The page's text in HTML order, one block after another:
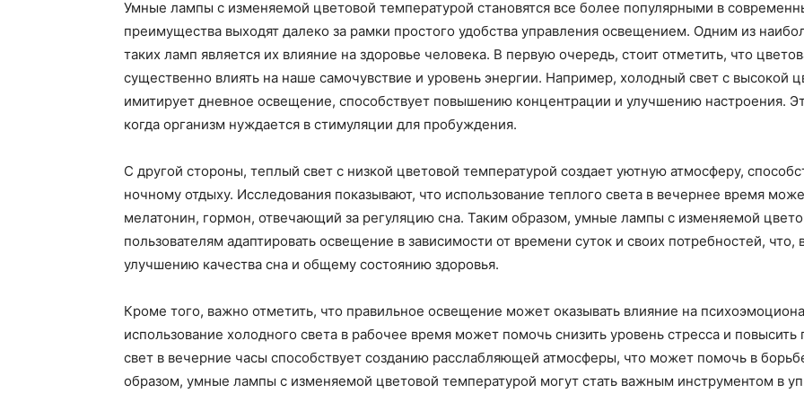
Умные лампы с изменяемой цветовой температурой становятся все более популярными в
преимущества выходят далеко за рамки простого удобства управления освещением. Одним из
таких ламп является их влияние на здоровье человека. В первую очередь, стоит отметить, что
существенно влиять на наше самочувствие и уровень энергии. Например, холодный свет с высокой
имитирует дневное освещение, способствует повышению концентрации и улучшению настроения.
когда организм нуждается в стимуляции для пробуждения.
С другой стороны, теплый свет с низкой цветовой температурой создает уютную атмосферу,
ночному отдыху. Исследования показывают, что использование теплого света в вечернее время
мелатонин, гормон, отвечающий за регуляцию сна. Таким образом, умные лампы с изменяемой
пользователям адаптировать освещение в зависимости от времени суток и своих потребностей,
улучшению качества сна и общему состоянию здоровья.
Кроме того, важно отметить, что правильное освещение может оказывать влияние на
использование холодного света в рабочее время может помочь снизить уровень стресса и
свет в вечерние часы способствует созданию расслабляющей атмосферы, что может помочь в
образом, умные лампы с изменяемой цветовой температурой могут стать важным инструментом в